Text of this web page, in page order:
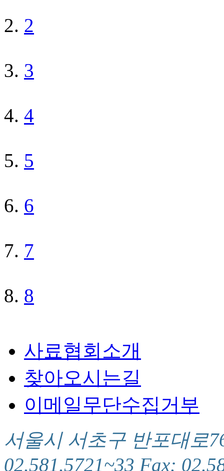
2
3
4
5
6
7
8
사료협회소개
찾아오시는길
이메일무단수집거부
서울시 서초구 반포대로
02.581.5721~33 Fax: